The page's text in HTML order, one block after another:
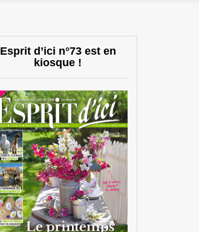
Esprit d’ici n°73 est en
kiosque !